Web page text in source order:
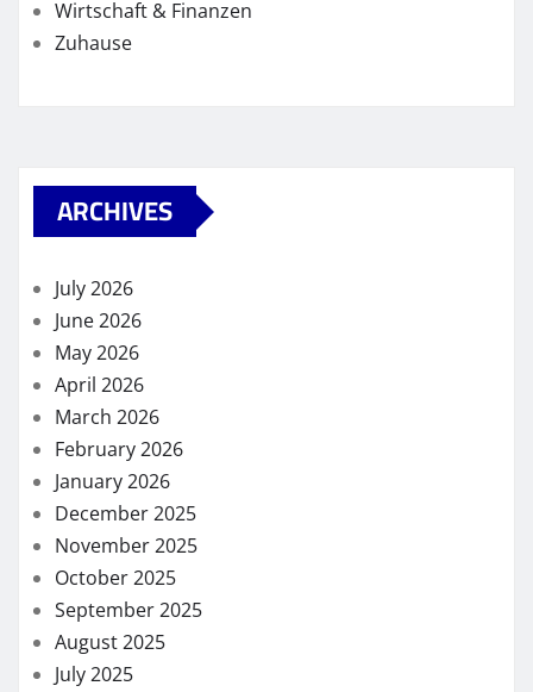
Wirtschaft & Finanzen
Zuhause
ARCHIVES
July 2026
June 2026
May 2026
April 2026
March 2026
February 2026
January 2026
December 2025
November 2025
October 2025
September 2025
August 2025
July 2025